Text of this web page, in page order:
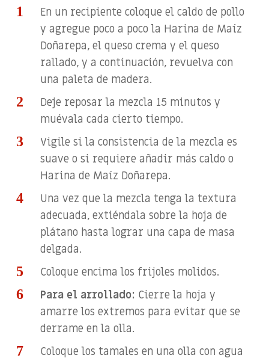
En un recipiente coloque el caldo de pollo
y agregue poco a poco la Harina de Maíz
Doñarepa, el queso crema y el queso
rallado, y a continuación, revuelva con
una paleta de madera.
Deje reposar la mezcla 15 minutos y
muévala cada cierto tiempo.
Vigile si la consistencia de la mezcla es
suave o si requiere añadir más caldo o
Harina de Maíz Doñarepa.
Una vez que la mezcla tenga la textura
adecuada, extiéndala sobre la hoja de
plátano hasta lograr una capa de masa
delgada.
Coloque encima los frijoles molidos.
Para el arrollado: Cierre la hoja y
amarre los extremos para evitar que se
derrame en la olla.
Coloque los tamales en una olla con agua